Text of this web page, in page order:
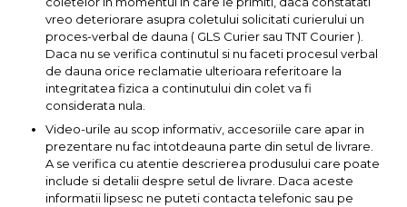
Pompa transfer lichide
Pompa Aer
Cric Manual
Ulei Hidraulic
Troliu
Palan
Dinamometric
vreo deteriorare asupra coletului solicitati curierului un
proces-verbal de dauna ( GLS Curier sau TNT Courier ).
Daca nu se verifica continutul si nu faceti procesul verbal
de dauna orice reclamatie ulterioara referitoare la
integritatea fizica a continutului din colet va fi
considerata nula.
Video-urile au scop informativ, accesoriile care apar in
prezentare nu fac intotdeauna parte din setul de livrare.
A se verifica cu atentie descrierea produsului care poate
include si detalii despre setul de livrare. Daca aceste
informatii lipsesc ne puteti contacta telefonic sau pe